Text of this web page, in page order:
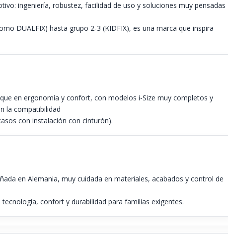
ingeniería, robustez, facilidad de uso y soluciones muy pensadas
DUALFIX) hasta grupo 2-3 (KIDFIX), es una marca que inspira
en ergonomía y confort, con modelos i-Size muy completos y
la compatibilidad
con instalación con cinturón).
en Alemania, muy cuidada en materiales, acabados y control de
confort y durabilidad para familias exigentes.